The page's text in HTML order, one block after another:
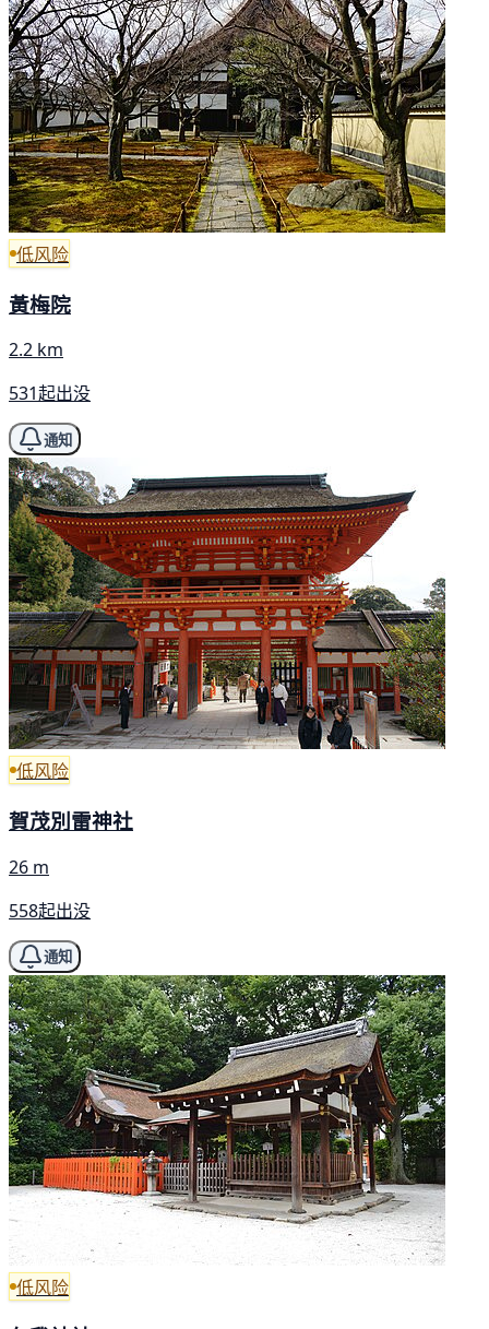
低风险
黃梅院
2.2 km
531起出没
通知
低风险
賀茂別雷神社
26 m
558起出没
通知
低风险